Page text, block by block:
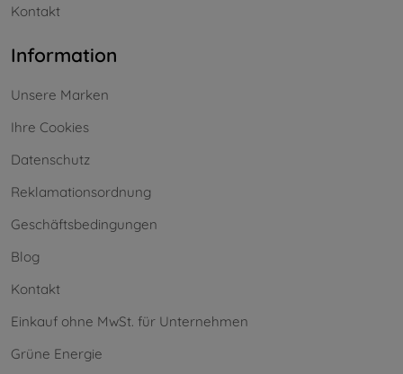
Kontakt
Information
Unsere Marken
Ihre Cookies
Datenschutz
Reklamationsordnung
Geschäftsbedingungen
Blog
Kontakt
Einkauf ohne MwSt. für Unternehmen
Grüne Energie